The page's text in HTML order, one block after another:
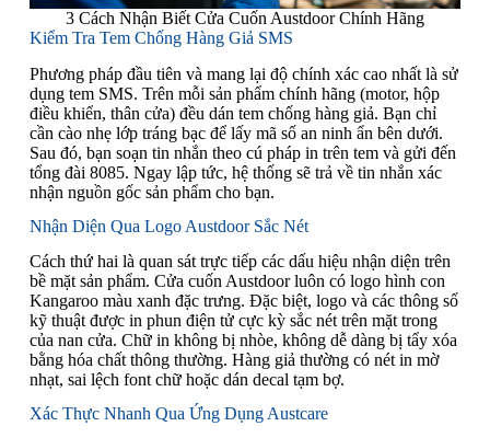
3 Cách Nhận Biết Cửa Cuốn Austdoor Chính Hãng
Kiểm Tra Tem Chống Hàng Giả SMS
Phương pháp đầu tiên và mang lại độ chính xác cao nhất là sử
dụng tem SMS. Trên mỗi sản phẩm chính hãng (motor, hộp
điều khiển, thân cửa) đều dán tem chống hàng giả. Bạn chỉ
cần cào nhẹ lớp tráng bạc để lấy mã số an ninh ẩn bên dưới.
Sau đó, bạn soạn tin nhắn theo cú pháp in trên tem và gửi đến
tổng đài 8085. Ngay lập tức, hệ thống sẽ trả về tin nhắn xác
nhận nguồn gốc sản phẩm cho bạn.
Nhận Diện Qua Logo Austdoor Sắc Nét
Cách thứ hai là quan sát trực tiếp các dấu hiệu nhận diện trên
bề mặt sản phẩm. Cửa cuốn Austdoor luôn có logo hình con
Kangaroo màu xanh đặc trưng. Đặc biệt, logo và các thông số
kỹ thuật được in phun điện tử cực kỳ sắc nét trên mặt trong
của nan cửa. Chữ in không bị nhòe, không dễ dàng bị tẩy xóa
bằng hóa chất thông thường. Hàng giả thường có nét in mờ
nhạt, sai lệch font chữ hoặc dán decal tạm bợ.
Xác Thực Nhanh Qua Ứng Dụng Austcare